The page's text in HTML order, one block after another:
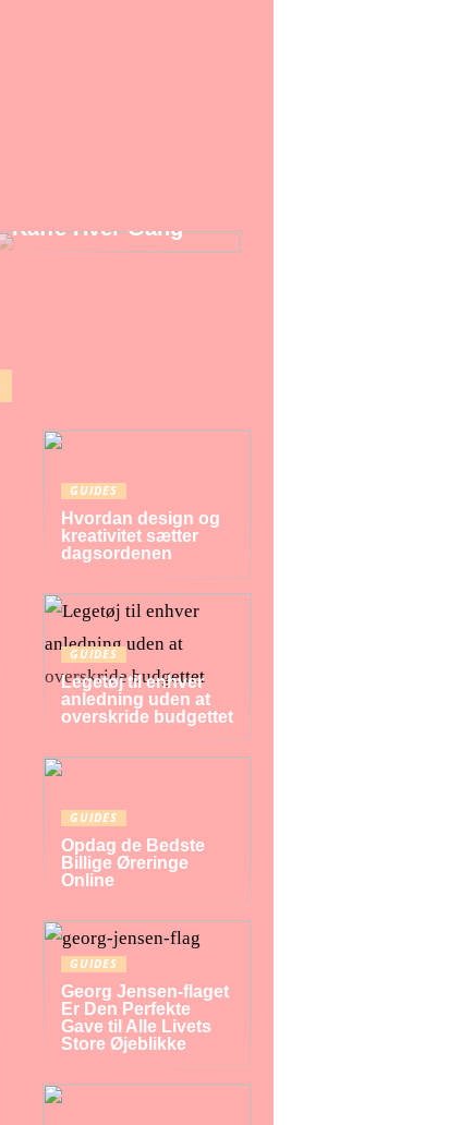
Kaffe Hver Gang
GUIDES
Hvordan design og
kreativitet sætter
dagsordenen
GUIDES
Legetøj til enhver
anledning uden at
overskride budgettet
GUIDES
Opdag de Bedste
Billige Øreringe
Online
GUIDES
Georg Jensen-flaget
Er Den Perfekte
Gave til Alle Livets
Store Øjeblikke